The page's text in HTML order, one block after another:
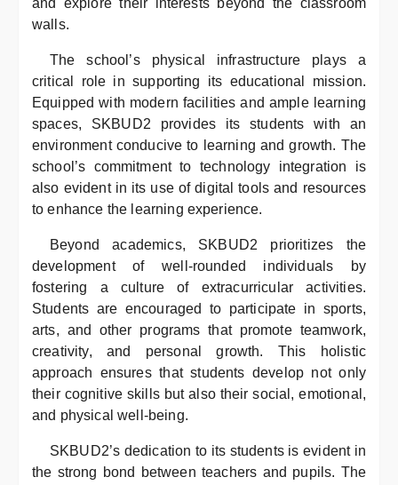
and explore their interests beyond the classroom
walls.
The school’s physical infrastructure plays a
critical role in supporting its educational mission.
Equipped with modern facilities and ample learning
spaces, SKBUD2 provides its students with an
environment conducive to learning and growth. The
school’s commitment to technology integration is
also evident in its use of digital tools and resources
to enhance the learning experience.
Beyond academics, SKBUD2 prioritizes the
development of well-rounded individuals by
fostering a culture of extracurricular activities.
Students are encouraged to participate in sports,
arts, and other programs that promote teamwork,
creativity, and personal growth. This holistic
approach ensures that students develop not only
their cognitive skills but also their social, emotional,
and physical well-being.
SKBUD2’s dedication to its students is evident in
the strong bond between teachers and pupils. The